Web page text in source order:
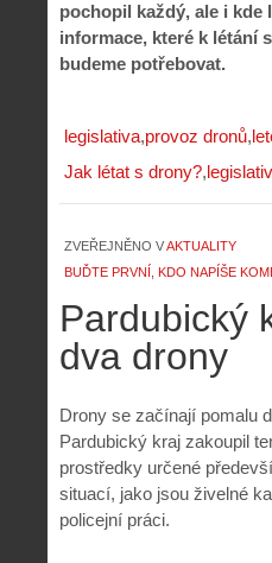
pochopil každý, ale i kde
informace, které k létání
budeme potřebovat.
legislativa provoz dronů
Jak létat s drony?
ZVEŘEJNĚNO VAKTUALITY
BUĎTE PRVNÍ, KDO NAPÍŠE
Pardubický
dva drony
Drony se začínají pomalu
Pardubický kraj zakoupil
prostředky určené
situací, jako jsou živelné
policejní práci.